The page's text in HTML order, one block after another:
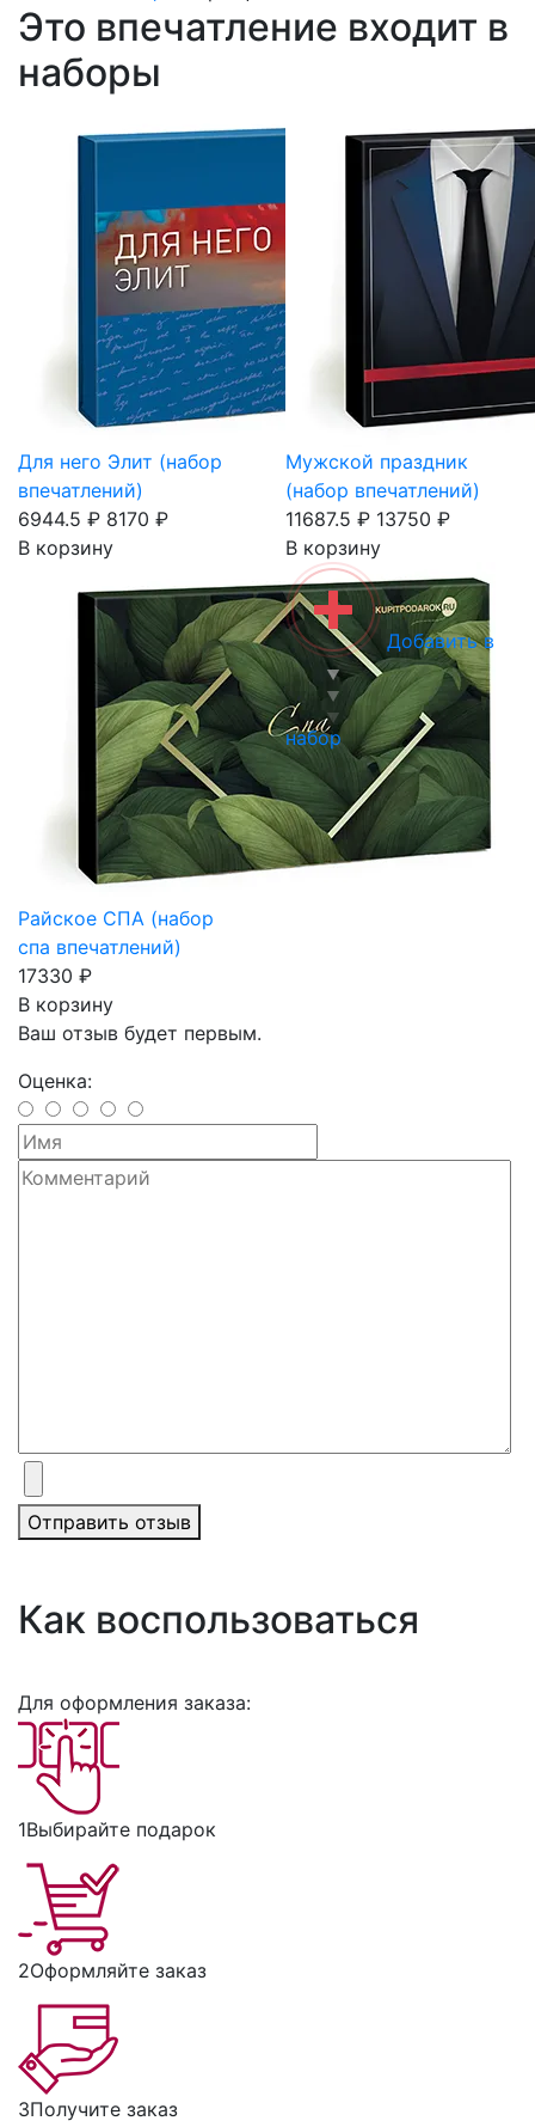
Это впечатление входит в
наборы
Для него Элит (набор
впечатлений)
6944.5 ₽ 8170 ₽
В корзину
Мужской праздник
(набор впечатлений)
11687.5 ₽ 13750 ₽
В корзину
Райское СПА (набор
спа впечатлений)
17330 ₽
В корзину
Добавить в
набор
Ваш отзыв будет первым.
Оценка:
Отправить отзыв
Как воспользоваться
Для оформления заказа:
1Выбирайте подарок
2Оформляйте заказ
3Получите заказ